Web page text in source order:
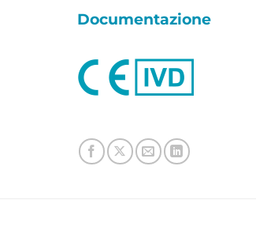
Documentazione